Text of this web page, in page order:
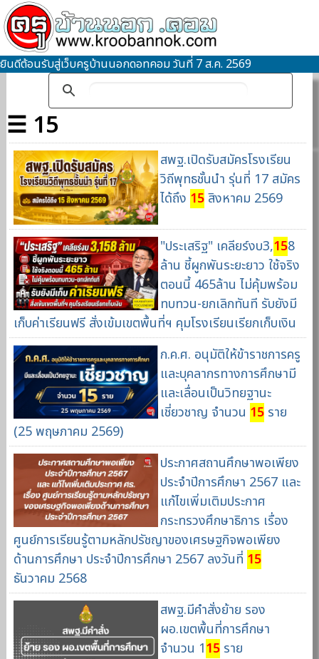
ยินดีต้อนรับสู่เว็บครูบ้านนอกดอทคอม วันที่ 7 ส.ค. 2569
☰ 15
สพฐ.เปิดรับสมัครโรงเรียน
วิถีพุทธชั้นนำ รุ่นที่ 17 สมัคร
ได้ถึง 15สิงหาคม 2569
"ประเสริฐ" เคลียร์งบ3,158
ล้าน ชี้ผูกพันระยะยาว ใช้จริง
ตอนนี้ 465ล้าน ไม่คุ้มพร้อม
ทบทวน-ยกเลิกทันที รับยังมี
เก็บค่าเรียนฟรี สั่งเข้มเขตพื้นที่ฯ คุมโรงเรียนเรียกเก็บเงิน
ก.ค.ศ. อนุมัติให้ข้าราชการครู
และบุคลากรทางการศึกษามี
และเลื่อนเป็นวิทยฐานะ
เชี่ยวชาญ จำนวน 15ราย
(25 พฤษภาคม 2569)
ประกาศสถานศึกษาพอเพียง
ประจำปีการศึกษา 2567 และ
แก้ไขเพิ่มเติมประกาศ
กระทรวงศึกษาธิการ เรื่อง
ศูนย์การเรียนรู้ตามหลักปรัชญาของเศรษฐกิจพอเพียง
ด้านการศึกษา ประจำปีการศึกษา 2567 ลงวันที่ 15
ธันวาคม 2568
สพฐ.มีคำสั่งย้าย รอง
ผอ.เขตพื้นที่การศึกษา
จำนวน 115ราย